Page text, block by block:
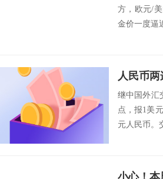
方，欧元/
金价一度逼
继中国外汇
点，报1美
元人民币。